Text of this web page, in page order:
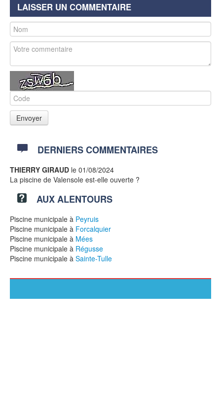
LAISSER UN COMMENTAIRE
DERNIERS COMMENTAIRES
THIERRY GIRAUD le 01/08/2024
La piscine de Valensole est-elle ouverte ?
AUX ALENTOURS
Piscine municipale à Peyruis
Piscine municipale à Forcalquier
Piscine municipale à Mées
Piscine municipale à Régusse
Piscine municipale à Sainte-Tulle